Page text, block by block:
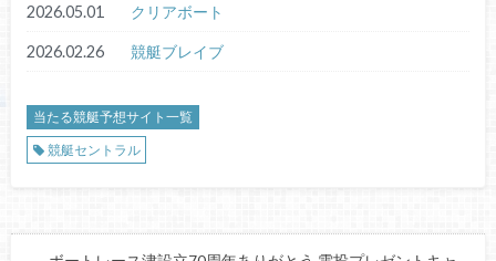
2026.05.01 クリアボート
2026.02.26 競艇ブレイブ
当たる競艇予想サイト一覧
競艇セントラル